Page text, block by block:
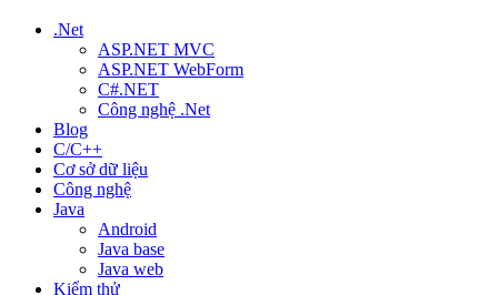
.Net
ASP.NET MVC
ASP.NET WebForm
C#.NET
Công nghệ .Net
Blog
C/C++
Cơ sở dữ liệu
Công nghệ
Java
Android
Java base
Java web
Kiểm thử